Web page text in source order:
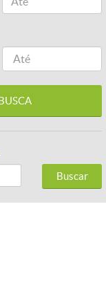
Buscar